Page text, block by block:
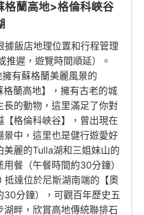
蘭高地>格倫科峽谷
飯店地理位置和行程管理
推遲，遊覽時間順延）。
有蘇格蘭美麗風景的
格蘭高地】，擁有古老的城
的動物，這里滿足了你對
格倫科峽谷】，曾出現在
景中，這里也是健行遊愛好
麗的Tulla湖和三姐妹山的
餐（午餐時間約30分鐘）
達位於尼斯湖南端的【奧
分鐘），可觀百年歷史五
畔，欣賞高地傳統聯排石